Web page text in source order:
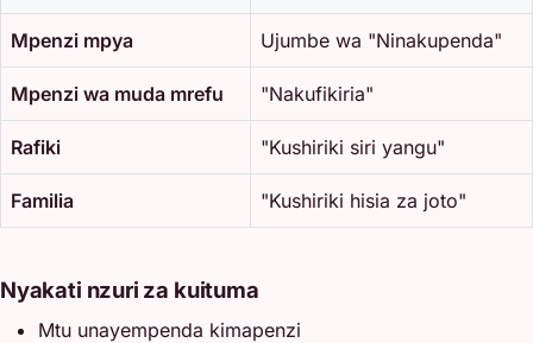
Mpenzi mpya Ujumbe wa "Ninakupenda"
Mpenzi wa muda mrefu "Nakufikiria"
Rafiki "Kushiriki siri yangu"
Familia "Kushiriki hisia za joto"
Nyakati nzuri za kuituma
Mtu unayempenda kimapenzi